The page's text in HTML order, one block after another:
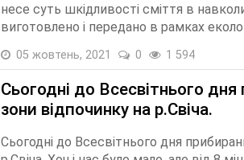
несе суть шкідливості сміття в
виготовлено і передано в рамках
05 жовтень, 2021 0 1 594
Сьогодні до Всесвітнього
зони відпочинку на р.Свіча.
Сьогодні до Всесвітнього дня